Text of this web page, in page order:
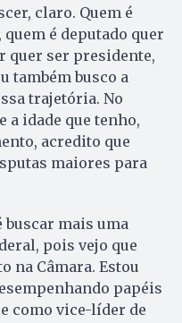
claro. Quem é
é deputado quer
quer ser presidente,
também busco a
trajetória. No
a idade que tenho,
acredito que
maiores para
buscar mais uma
pois vejo que
na Câmara. Estou
papéis
como vice-líder de